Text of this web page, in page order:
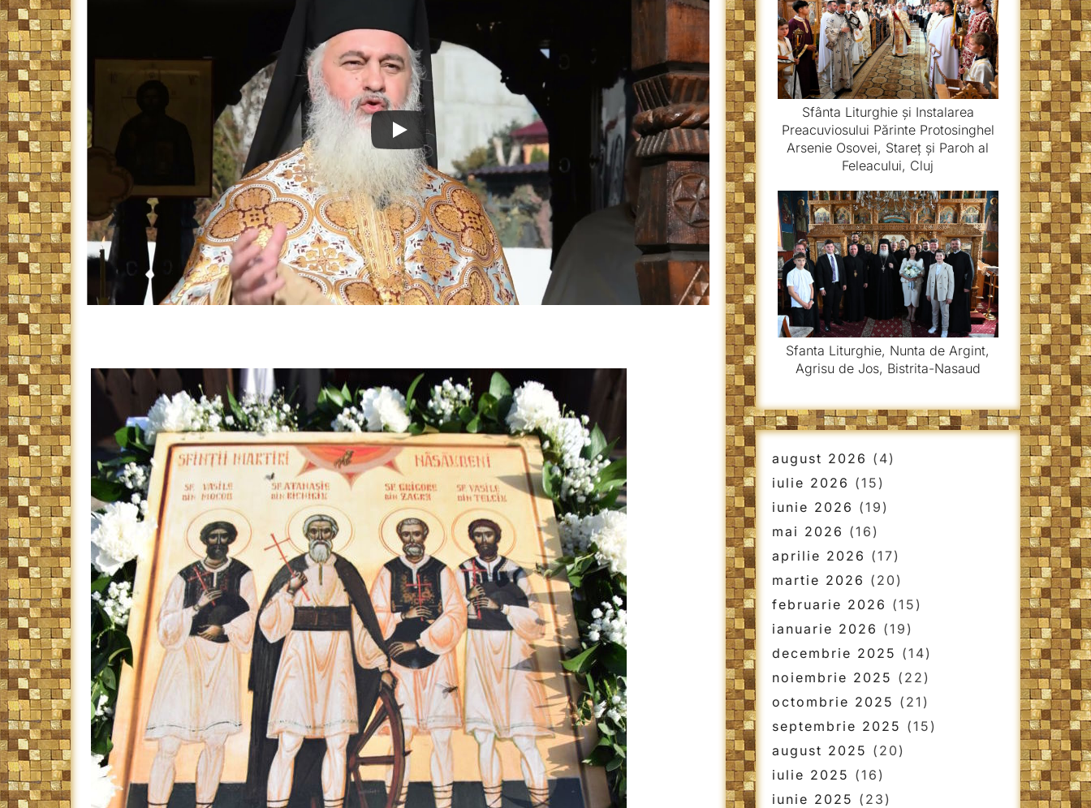
Sfânta Liturghie și Instalarea
Preacuviosului Părinte Protosinghel
Arsenie Osovei, Stareț și Paroh al
Feleacului, Cluj
Sfanta Liturghie, Nunta de Argint,
Agrisu de Jos, Bistrita-Nasaud
august 2026 (4)
iulie 2026 (15)
iunie 2026 (19)
mai 2026 (16)
aprilie 2026 (17)
martie 2026 (20)
februarie 2026 (15)
ianuarie 2026 (19)
decembrie 2025 (14)
noiembrie 2025 (22)
octombrie 2025 (21)
septembrie 2025 (15)
august 2025 (20)
iulie 2025 (16)
iunie 2025 (23)